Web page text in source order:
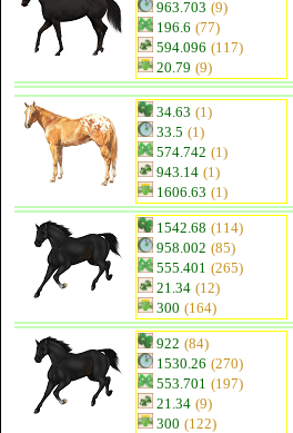
963.703 (9)
196.6 (77)
594.096 (117)
20.79 (9)
34.63 (1)
33.5 (1)
574.742 (1)
943.14 (1)
1606.63 (1)
1542.68 (114)
958.002 (85)
555.401 (265)
21.34 (12)
300 (164)
922 (84)
1530.26 (270)
553.701 (197)
21.34 (9)
300 (122)